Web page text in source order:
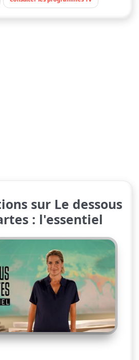
sur Le dessous
: l'essentiel